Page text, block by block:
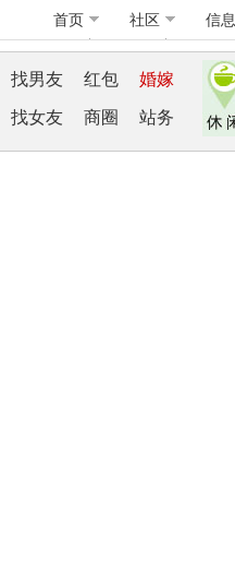
首页 社区 信息
找男友 红包 婚嫁
找女友 商圈 站务